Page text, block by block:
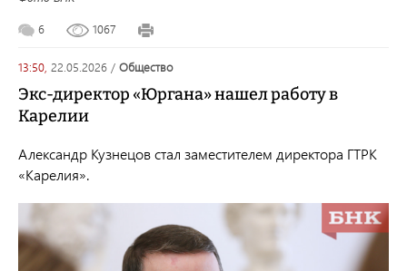
6 1067
13:50, 22.05.2026 / общество
Экс-директор «Юргана» нашел работу в
Карелии
Александр Кузнецов стал заместителем директора ГТРК
«Карелия».